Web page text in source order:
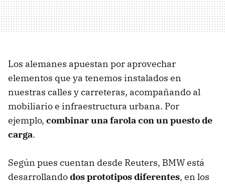
Los alemanes apuestan por aprovechar
elementos que ya tenemos instalados en
nuestras calles y carreteras, acompañando al
mobiliario e infraestructura urbana. Por
ejemplo, combinar una farola con un puesto de
carga.
Según pues cuentan desde Reuters, BMW está
desarrollandodos prototipos diferentes, en los